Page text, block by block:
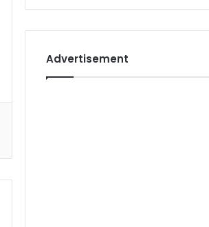
Advertisement